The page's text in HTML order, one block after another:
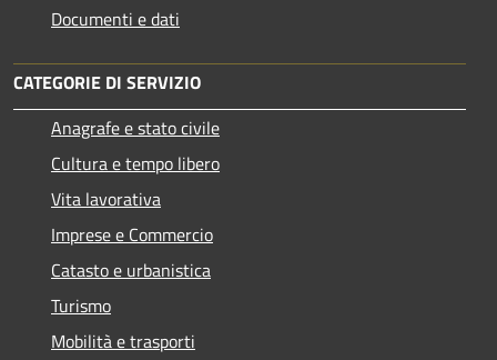
Documenti e dati
CATEGORIE DI SERVIZIO
Anagrafe e stato civile
Cultura e tempo libero
Vita lavorativa
Imprese e Commercio
Catasto e urbanistica
Turismo
Mobilità e trasporti